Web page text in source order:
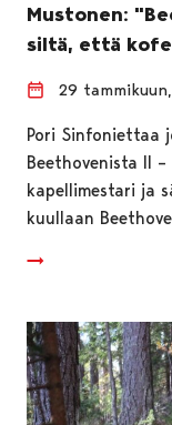
Mustonen:
siltä, että
29
Pori Sinfoniettaa
Beethovenista II
kapellimestari ja
kuullaan